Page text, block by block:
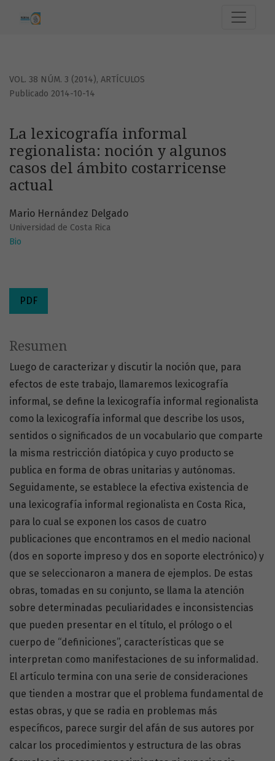
VOL. 38 NÚM. 3 (2014), ARTÍCULOS
La lexicografía informal
regionalista: noción y algunos
casos del ámbito costarricense
actual
Publicado 2014-10-14
Mario Hernández Delgado
Universidad de Costa Rica
Bio
PDF
Resumen
Luego de caracterizar y discutir la noción que, para
efectos de este trabajo, llamaremos lexicografía
informal, se define la lexicografía informal regionalista
como la lexicografía informal que describe los usos,
sentidos o significados de un vocabulario que comparte
la misma restricción diatópica y cuyo producto se
publica en forma de obras unitarias y autónomas.
Seguidamente, se establece la efectiva existencia de
una lexicografía informal regionalista en Costa Rica,
para lo cual se exponen los casos de cuatro
publicaciones que encontramos en el medio nacional
(dos en soporte impreso y dos en soporte electrónico) y
que se seleccionaron a manera de ejemplos. De estas
obras, tomadas en su conjunto, se llama la atención
sobre determinadas peculiaridades e inconsistencias
que pueden presentar en el título, el prólogo o el
cuerpo de “definiciones”, características que se
interpretan como manifestaciones de su informalidad.
El artículo termina con una serie de consideraciones
que tienden a mostrar que el problema fundamental de
estas obras, y que se radia en problemas más
específicos, parece surgir del afán de sus autores por
calcar los procedimientos y estructura de las obras